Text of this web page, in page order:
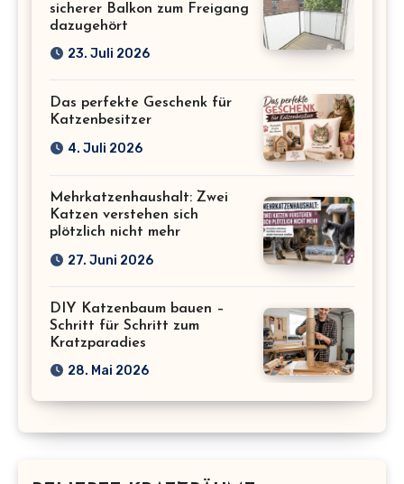
sicherer Balkon zum Freigang
dazugehört
23. Juli 2026
Das perfekte Geschenk für
Katzenbesitzer
4. Juli 2026
Mehrkatzenhaushalt: Zwei
Katzen verstehen sich
plötzlich nicht mehr
27. Juni 2026
DIY Katzenbaum bauen –
Schritt für Schritt zum
Kratzparadies
28. Mai 2026